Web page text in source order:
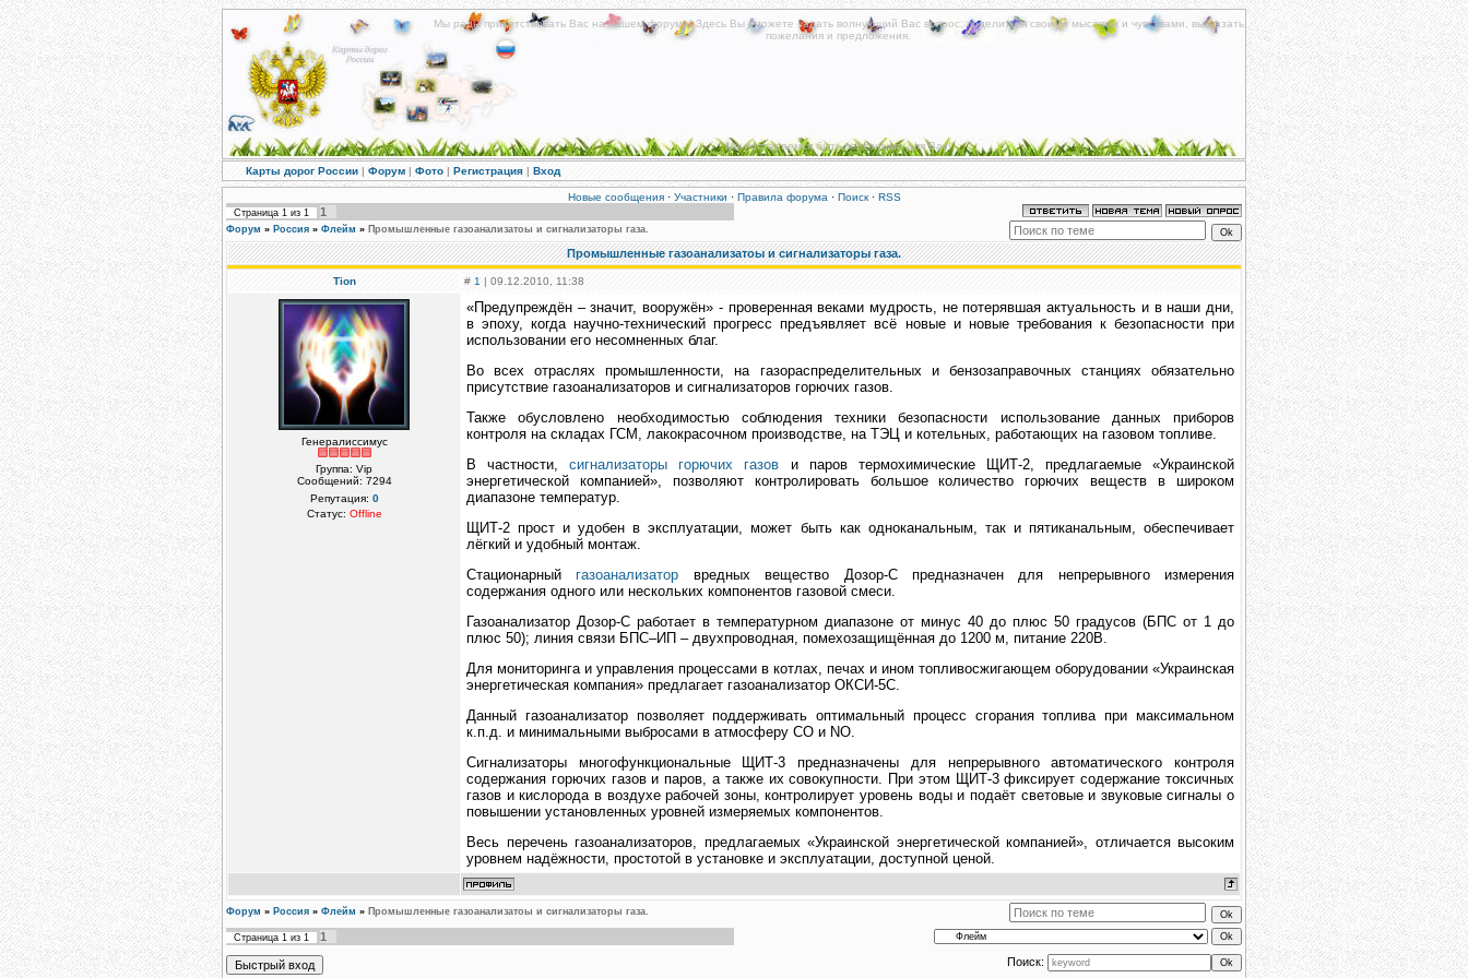
Мы рады приветствовать Вас на нашем форуме! Здесь Вы сможете задать волнующий Вас вопрос, поделиться своими мыслями и чувствами, высказать
пожелания и предложения.
Мы постараемся быть полезными для Вас!
Карты дорог России | Форум | Фото | Регистрация | Вход
Новые сообщения· Участники · Правила форума · Поиск· RSS
Страница 1 из 1 1
Форум » Россия » Флейм » Промышленные газоанализатоы и сигнализаторы газа.
Промышленные газоанализатоы и сигнализаторы газа.
Tion # 1 | 09.12.2010, 11:38
Генералиссимус
Группа: Vip
Сообщений: 7294
Репутация: 0
Статус: Offline
«Предупреждён – значит, вооружён» - проверенная веками мудрость, не потерявшая актуальность и в наши дни,
в эпоху, когда научно-технический прогресс предъявляет всё новые и новые требования к безопасности при
использовании его несомненных благ.
Во всех отраслях промышленности, на газораспределительных и бензозаправочных станциях обязательно
присутствие газоанализаторов и сигнализаторов горючих газов.
Также обусловлено необходимостью соблюдения техники безопасности использование данных приборов
контроля на складах ГСМ, лакокрасочном производстве, на ТЭЦ и котельных, работающих на газовом топливе.
В частности,сигнализаторы горючих газов и паров термохимические ЩИТ-2, предлагаемые «Украинской
энергетической компанией», позволяют контролировать большое количество горючих веществ в широком
диапазоне температур.
ЩИТ-2 прост и удобен в эксплуатации, может быть как одноканальным, так и пятиканальным, обеспечивает
лёгкий и удобный монтаж.
Стационарный газоанализатор вредных вещество Дозор-С предназначен для непрерывного измерения
содержания одного или нескольких компонентов газовой смеси.
Газоанализатор Дозор-С работает в температурном диапазоне от минус 40 до плюс 50 градусов (БПС от 1 до
плюс 50); линия связи БПС–ИП – двухпроводная, помехозащищённая до 1200 м, питание 220В.
Для мониторинга и управления процессами в котлах, печах и ином топливосжигающем оборудовании «Украинская
энергетическая компания» предлагает газоанализатор ОКСИ-5С.
Данный газоанализатор позволяет поддерживать оптимальный процесс сгорания топлива при максимальном
к.п.д. и минимальными выбросами в атмосферу СО и NO.
Сигнализаторы многофункциональные ЩИТ-3 предназначены для непрерывного автоматического контроля
содержания горючих газов и паров, а также их совокупности. При этом ЩИТ-3 фиксирует содержание токсичных
газов и кислорода в воздухе рабочей зоны, контролирует уровень воды и подаёт световые и звуковые сигналы о
повышении установленных уровней измеряемых компонентов.
Весь перечень газоанализаторов, предлагаемых «Украинской энергетической компанией», отличается высоким
уровнем надёжности, простотой в установке и эксплуатации, доступной ценой.
Форум » Россия » Флейм » Промышленные газоанализатоы и сигнализаторы газа.
Страница 1 из 1
1
Поиск: